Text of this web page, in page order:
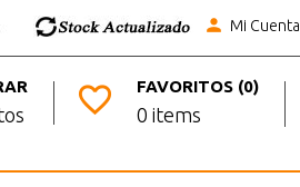
Mi Cuenta
FAVORITOS (0)
0 items